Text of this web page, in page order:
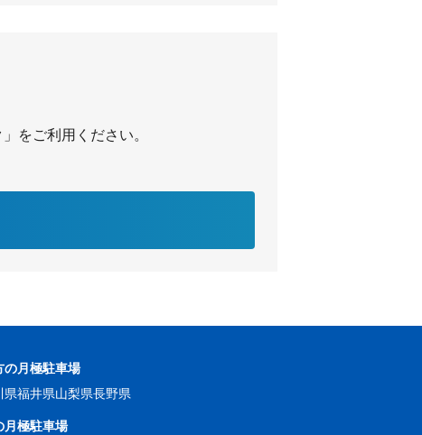
をご利用ください。
の月極駐車場
県福井県山梨県長野県
月極駐車場